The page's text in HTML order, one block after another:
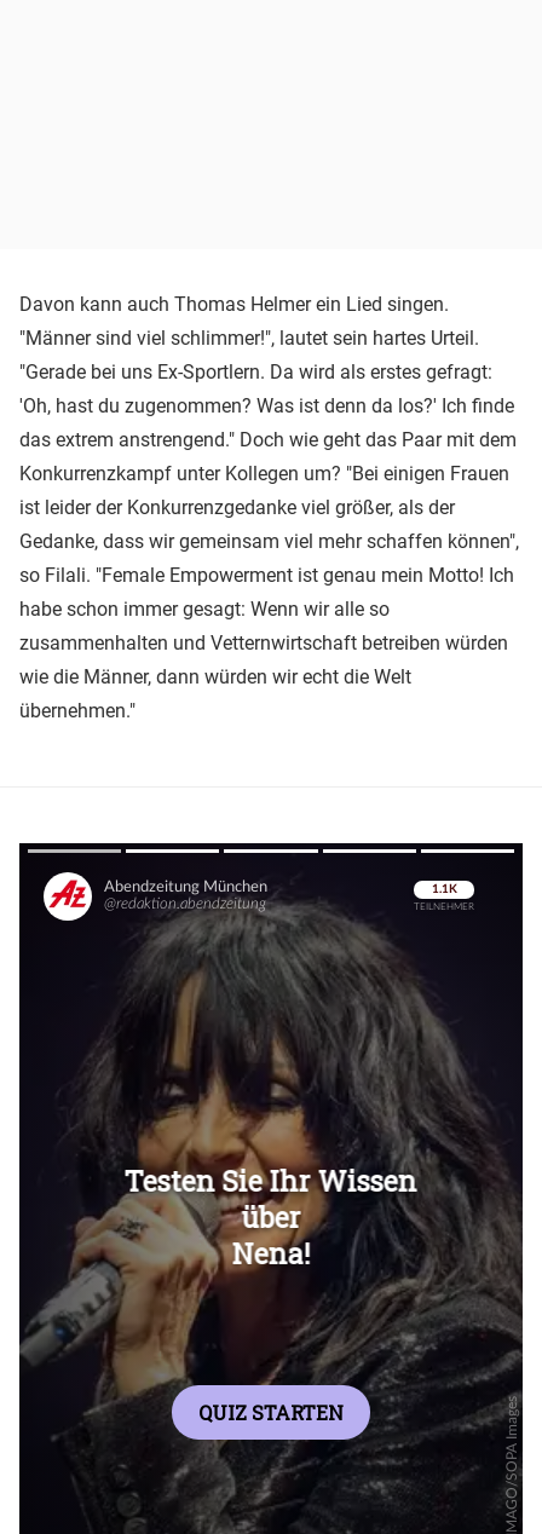
Davon kann auch Thomas Helmer ein Lied singen.
"Männer sind viel schlimmer!", lautet sein hartes Urteil.
"Gerade bei uns Ex-Sportlern. Da wird als erstes gefragt:
'Oh, hast du zugenommen? Was ist denn da los?' Ich finde
das extrem anstrengend." Doch wie geht das Paar mit dem
Konkurrenzkampf unter Kollegen um? "Bei einigen Frauen
ist leider der Konkurrenzgedanke viel größer, als der
Gedanke, dass wir gemeinsam viel mehr schaffen können",
so Filali. "Female Empowerment ist genau mein Motto! Ich
habe schon immer gesagt: Wenn wir alle so
zusammenhalten und Vetternwirtschaft betreiben würden
wie die Männer, dann würden wir echt die Welt
übernehmen."
Überspringen
Überspringen